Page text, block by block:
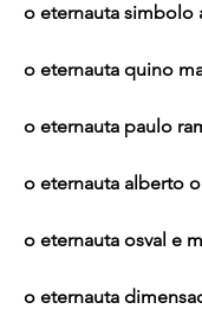
o eternauta simbolo
o eternauta quino
o eternauta paulo
o eternauta alberto
o eternauta osval e
o eternauta